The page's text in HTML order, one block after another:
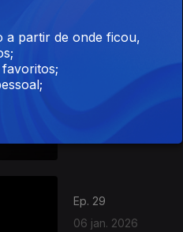
Ep. 29
06 jan. 2026
a partir de onde ficou,